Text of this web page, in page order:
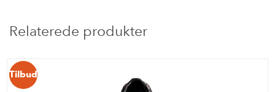
Relaterede produkter
Tilbud